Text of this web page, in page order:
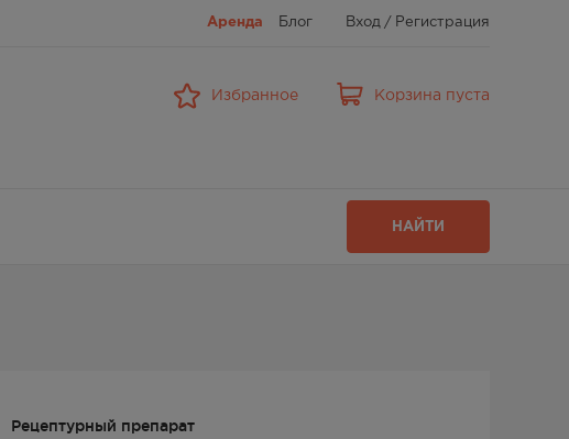
Аренда Блог Вход / Регистрация
Избранное Корзина пуста
НАЙТИ
Рецептурный препарат